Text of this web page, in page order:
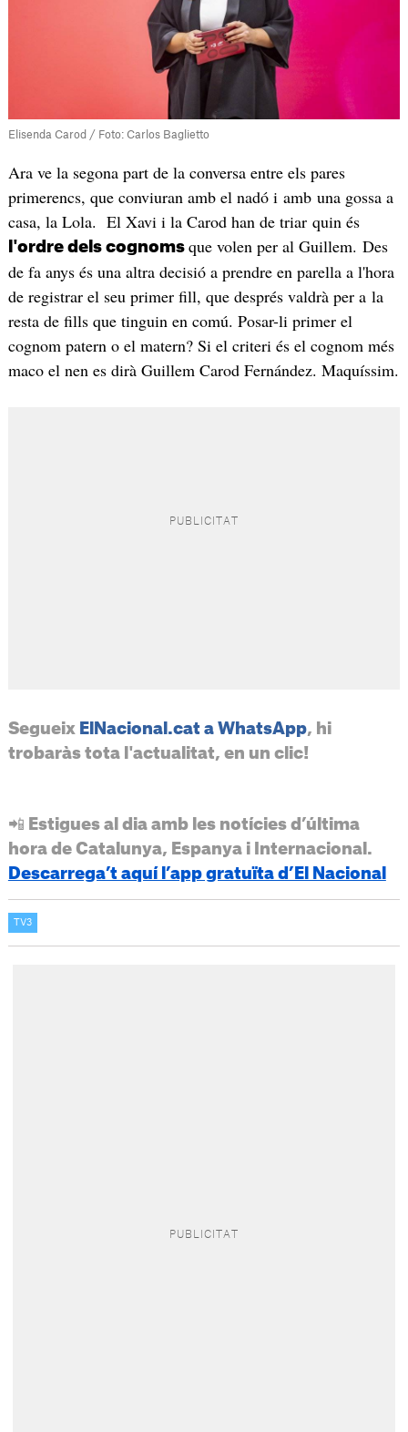
Elisenda Carod / Foto: Carlos Baglietto
Ara ve la segona part de la conversa entre els pares
primerencs, que conviuran amb el nadó i amb una gossa a
casa, la Lola. El Xavi i la Carod han de triar quin és
l'ordre dels cognoms que volen per al Guillem. Des
de fa anys és una altra decisió a prendre en parella a l'hora
de registrar el seu primer fill, que després valdrà per a la
resta de fills que tinguin en comú. Posar-li primer el
cognom patern o el matern? Si el criteri és el cognom més
maco el nen es dirà Guillem Carod Fernández. Maquíssim.
Segueix ElNacional.cat a WhatsApp, hi
trobaràs tota l'actualitat, en un clic!
📲 Estigues al dia amb les notícies d’última
hora de Catalunya, Espanya i Internacional.
Descarrega’t aquí l’app gratuïta d’El Nacional
TV3